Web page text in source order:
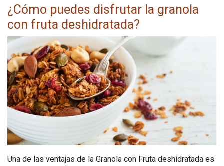
¿Cómo puedes disfrutar la granola
con fruta deshidratada?
Una de las ventajas de la Granola con Fruta deshidratada es